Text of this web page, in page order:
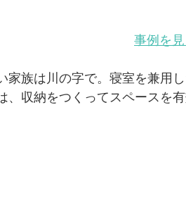
川区 【花屋＆カフェ】東京都北
事例を
家族は川の字で。寝室を兼用し
、収納をつくってスペースを有